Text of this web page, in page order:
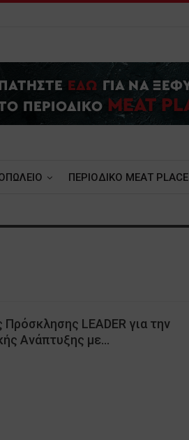
ΠΕΡΙΟΔΙΚΟ ΜΕΑΤ PLACE
LEADER για την
Ανάπτυξης με…